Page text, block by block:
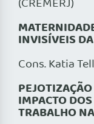
(CREMERJ)
INVISÍVEIS
Cons. Katia
IMPACTO
TRABALHO